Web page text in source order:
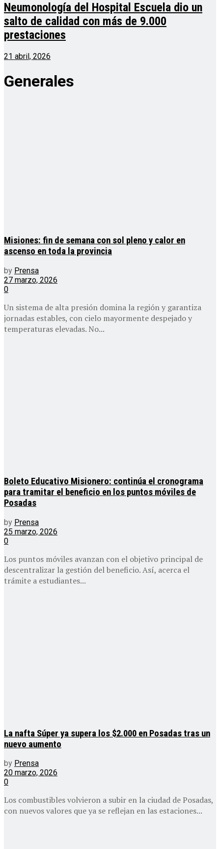
Neumonología del Hospital Escuela dio un
salto de calidad con más de 9.000
prestaciones
21 abril, 2026
Generales
Misiones: fin de semana con sol pleno y calor en
ascenso en toda la provincia
by Prensa
27 marzo, 2026
0
Un sistema de alta presión domina la región y garantiza
jornadas estables, con cielo mayormente despejado y
temperaturas elevadas. No...
Boleto Educativo Misionero: continúa el cronograma
para tramitar el beneficio en los puntos móviles de
Posadas
by Prensa
25 marzo, 2026
0
Los puntos móviles avanzan con el objetivo principal de
descentralizar la gestión del beneficio. Así, acerca el
trámite a estudiantes...
La nafta Súper ya supera los $2.000 en Posadas tras un
nuevo aumento
by Prensa
20 marzo, 2026
0
Los combustibles volvieron a subir en la ciudad de Posadas,
con nuevos valores que ya se reflejan en las estaciones...